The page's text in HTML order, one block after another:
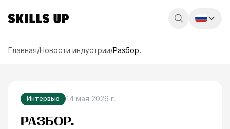
Беларусь
Главная/Новости индустрии/Разбор.
Интервью 14 мая 2026 г.
РАЗБОР.